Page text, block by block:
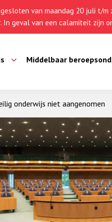
van maandag 20 juli t/
In geval van een calamiteit zijn
Middelbaar
onderwijs niet aangenomen